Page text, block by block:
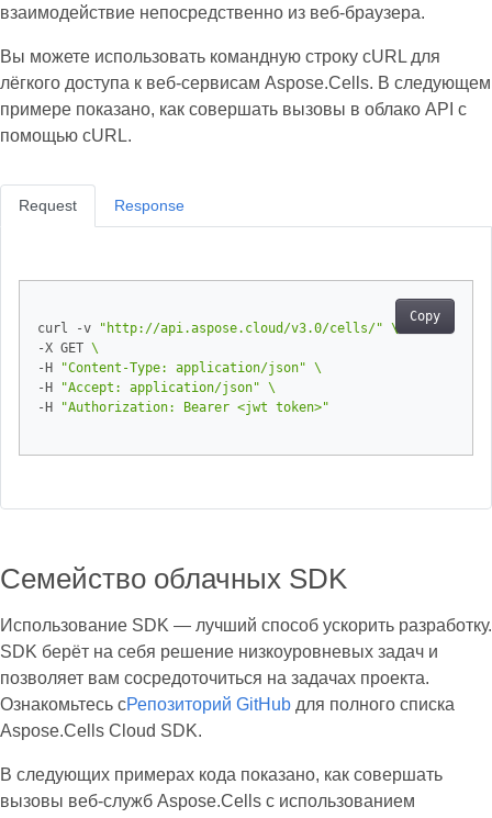
взаимодействие непосредственно из веб-браузера.
Вы можете использовать командную строку cURL для
лёгкого доступа к веб-сервисам Aspose.Cells. В следующем
примере показано, как совершать вызовы в облако API с
помощью cURL.
Request
Copy
curl -v "http://api.aspose.cloud/v3.0/cells/"
-X GET
-H
"Content-Type: application/json"
-H
"Accept: application/json"
-H
"Authorization: Bearer <jwt token>"
Response
Семейство облачных SDK
Использование SDK — лучший способ ускорить разработку.
SDK берёт на себя решение низкоуровневых задач и
позволяет вам сосредоточиться на задачах проекта.
Ознакомьтесь сРепозиторий GitHub для полного списка
Aspose.Cells Cloud SDK.
В следующих примерах кода показано, как совершать
вызовы веб-служб Aspose.Cells с использованием